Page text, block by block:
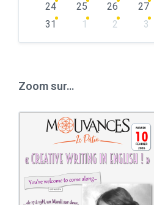
24
25 26 27
31
1 2 3
Zoom sur…